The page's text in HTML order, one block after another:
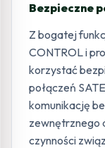
Bezpieczne
Z bogatej
CONTROL i
korzystać
połączeń
komunikację
zewnętrznego
czynności